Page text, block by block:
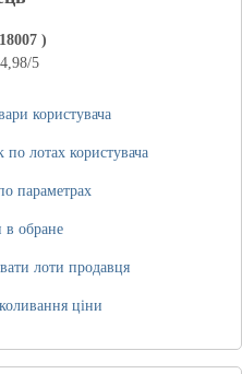
)
4,98/5
користувача
лотах користувача
параметрах
в обране
лоти продавця
ціни